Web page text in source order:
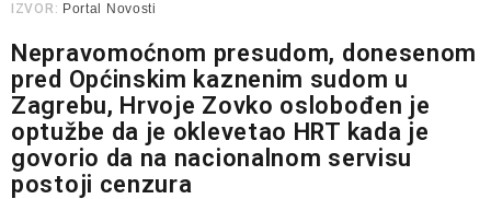
IZVOR: Portal Novosti
Nepravomoćnom presudom, donesenom
pred Općinskim kaznenim sudom u
Zagrebu, Hrvoje Zovko oslobođen je
optužbe da je oklevetao HRT kada je
govorio da na nacionalnom servisu
postoji cenzura